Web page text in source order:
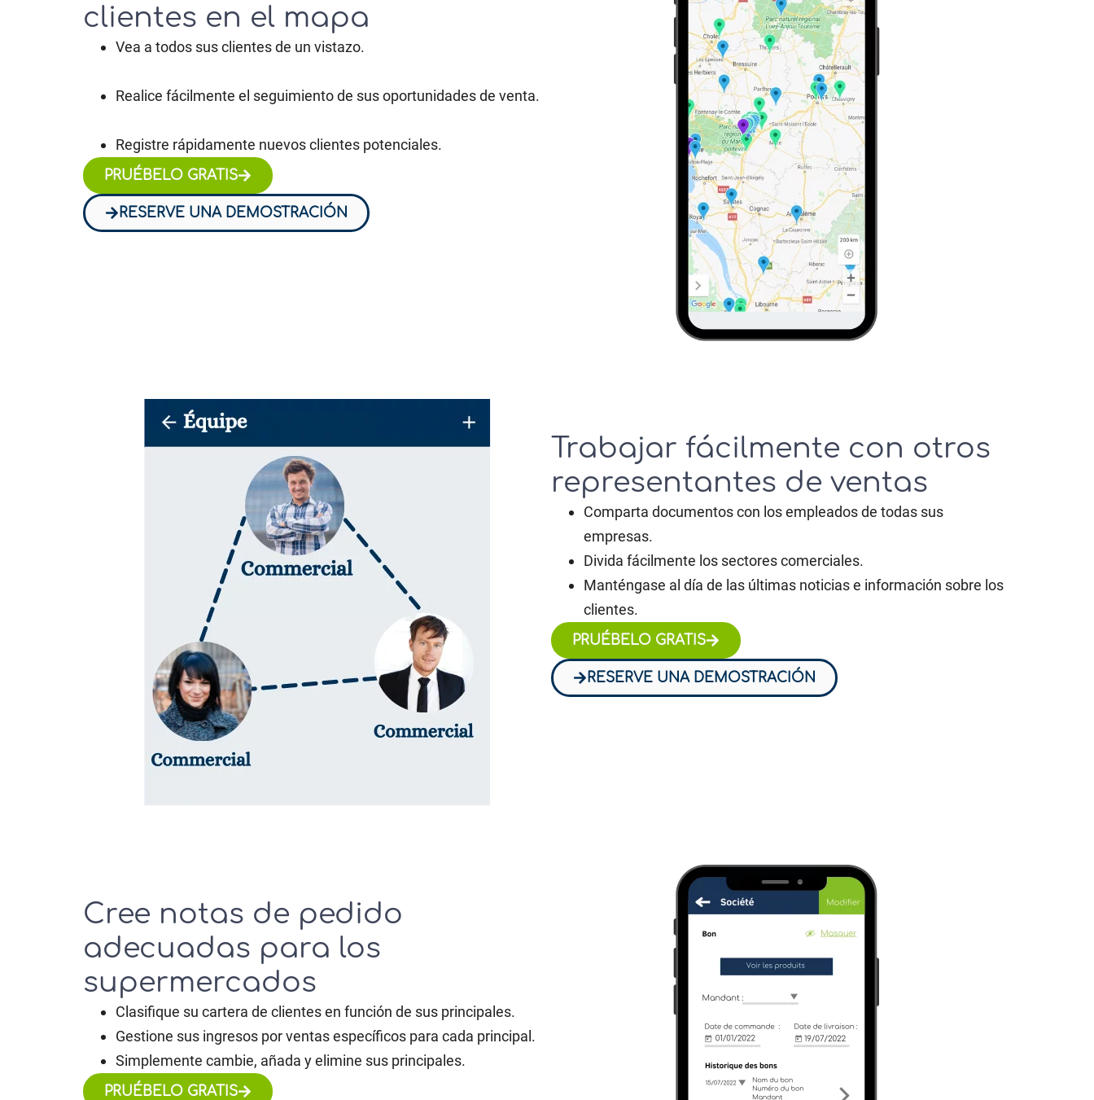
clientes en el mapa
Vea a todos sus clientes de un vistazo.
Realice fácilmente el seguimiento de sus oportunidades de venta.
Registre rápidamente nuevos clientes potenciales.
PRUÉBELO GRATIS
RESERVE UNA DEMOSTRACIÓN
Trabajar fácilmente con otros
representantes de ventas
Comparta documentos con los empleados de todas sus
empresas.
Divida fácilmente los sectores comerciales.
Manténgase al día de las últimas noticias e información sobre los
clientes.
PRUÉBELO GRATIS
RESERVE UNA DEMOSTRACIÓN
Cree notas de pedido
adecuadas para los
supermercados
Clasifique su cartera de clientes en función de sus principales.
Gestione sus ingresos por ventas específicos para cada principal.
Simplemente cambie, añada y elimine sus principales.
PRUÉBELO GRATIS